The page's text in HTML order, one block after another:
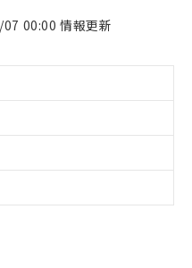
00:00 情報更新